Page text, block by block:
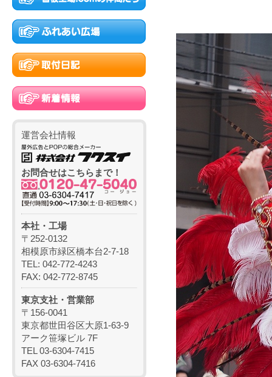
運営会社情報
お問合せはこちらまで！
本社・工場
〒252-0132
相模原市緑区橋本台2-7-18
TEL: 042-772-4243
FAX: 042-772-8745
東京支社・営業部
〒156-0041
東京都世田谷区大原1-63-9
アーク笹塚ビル 7F
TEL 03-6304-7415
FAX 03-6304-7416